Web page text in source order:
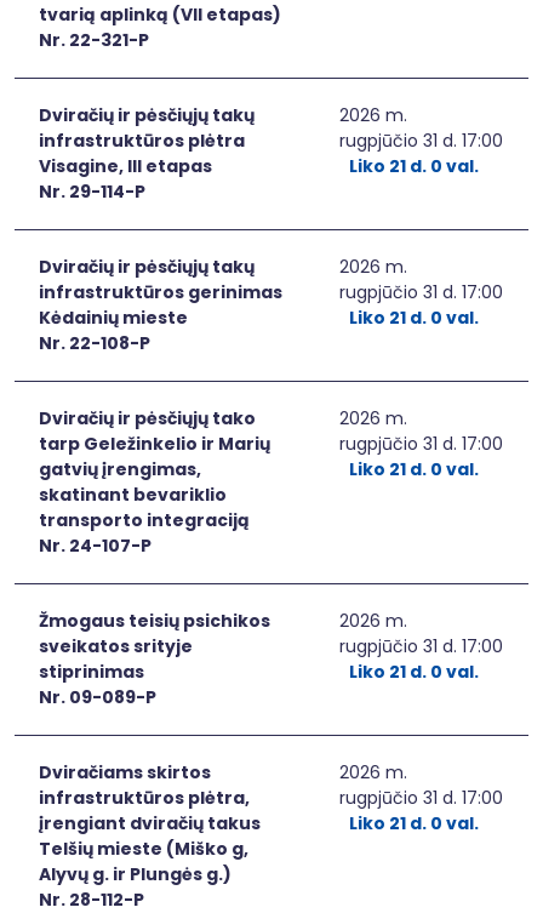
tvarią aplinką (VII etapas)
Nr. 22-321-P
Dviračių ir pėsčiųjų takų
infrastruktūros plėtra
Visagine, III etapas
Nr. 29-114-P
2026 m.
rugpjūčio 31 d. 17:00
Liko 21 d. 0 val.
Dviračių ir pėsčiųjų takų
infrastruktūros gerinimas
Kėdainių mieste
Nr. 22-108-P
2026 m.
rugpjūčio 31 d. 17:00
Liko 21 d. 0 val.
Dviračių ir pėsčiųjų tako
tarp Geležinkelio ir Marių
gatvių įrengimas,
skatinant bevariklio
transporto integraciją
Nr. 24-107-P
2026 m.
rugpjūčio 31 d. 17:00
Liko 21 d. 0 val.
Žmogaus teisių psichikos
sveikatos srityje
stiprinimas
Nr. 09-089-P
2026 m.
rugpjūčio 31 d. 17:00
Liko 21 d. 0 val.
Dviračiams skirtos
infrastruktūros plėtra,
įrengiant dviračių takus
Telšių mieste (Miško g,
Alyvų g. ir Plungės g.)
Nr. 28-112-P
2026 m.
rugpjūčio 31 d. 17:00
Liko 21 d. 0 val.